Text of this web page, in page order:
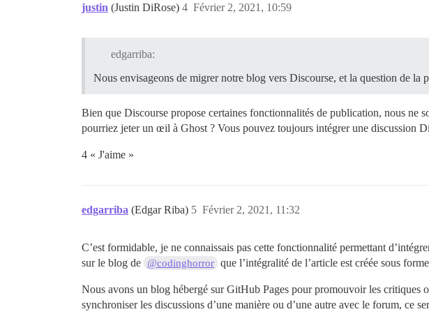
justin (Justin DiRose) Février 2, 2021, 10:59
4
edgarriba:
Nous envisageons de migrer notre blog vers Discourse, et la question de la
Bien que Discourse propose certaines fonctionnalités de publication, nous ne
pourriez jeter un œil à Ghost ? Vous pouvez toujours intégrer une discussion
4 « J'aime »
edgarriba (Edgar Riba) Février 2, 2021, 11:32
5
C’est formidable, je ne connaissais pas cette fonctionnalité permettant
sur le blog de @codinghorror que l’intégralité de l’article est créée sous
Nous avons un blog hébergé sur GitHub Pages pour promouvoir les
synchroniser les discussions d’une manière ou d’une autre avec le forum, ce